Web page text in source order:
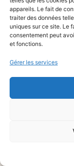
appareils. Le fait de
traiter des données
uniques sur ce site. Le
consentement peut
et fonctions.
Gérer les services